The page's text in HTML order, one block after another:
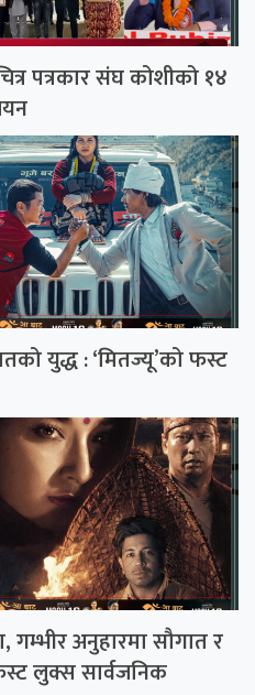
पत्रकार संघ कोशीको १४
युद्ध : ‘मितज्यू’को फस्ट
अनुहारमा सौगात र
लुक्स सार्वजनिक